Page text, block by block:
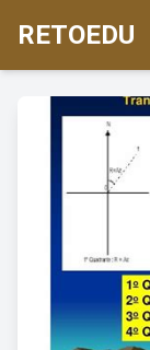
RETOEDU